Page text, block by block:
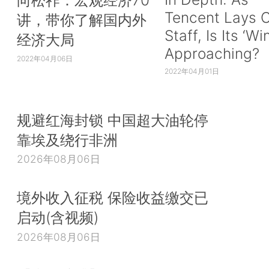
讲，带你了解国内外
经济大局
2022年04月06日
Tencent Lays
Staff, Is Its
Approaching?
2022年04月01日
规避红海封锁 中国超大油轮停
靠埃及绕行非洲
2026年08月06日
境外收入征税 保险收益缴交已
启动(含视频)
2026年08月06日